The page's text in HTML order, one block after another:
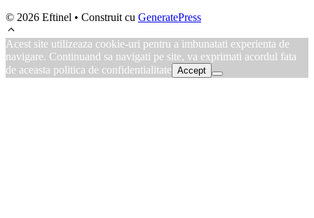
© 2026 Eftinel • Construit cu GeneratePress
Acest site utilizeaza cookie-uri pentru a imbunatati experienta de
navigare. Continuand sa navigati pe site, va exprimati acordul fata
de aceasta politica de confidentialitate Accept